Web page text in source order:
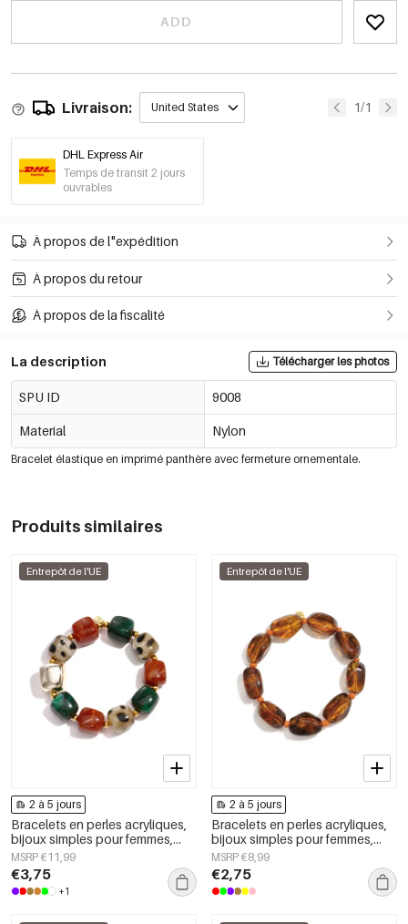
ADD
Livraison: United States 1/1
DHL Express Air
Temps de transit 2 jours
ouvrables
À propos de l"expédition
À propos du retour
À propos de la fiscalité
La description Télécharger les photos
SPU ID 9008
Material Nylon
Bracelet élastique en imprimé panthère avec fermeture ornementale.
Produits similaires
Entrepôt de l'UE
2 à 5 jours
Bracelets en perles acryliques,
bijoux simples pour femmes,
collection Daily Simple
MSRP €11,99
€3,75
+1
Entrepôt de l'UE
2 à 5 jours
Bracelets en perles acryliques,
bijoux simples pour femmes,
collection Daily Simple
MSRP €8,99
€2,75